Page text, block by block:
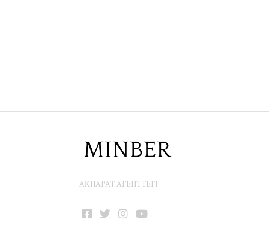
АҚПАРАТ АГЕНТТЕГІ